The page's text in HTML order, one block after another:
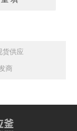
货供应
商